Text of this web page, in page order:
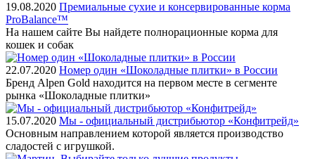
19.08.2020 Премиальные сухие и консервированные корма
ProBalance™
На нашем сайте Вы найдете полнорационные корма для
кошек и собак
22.07.2020 Номер один «Шоколадные плитки» в России
Бренд Alpen Gold находится на первом месте в сегменте
рынка «Шоколадные плитки»
15.07.2020 Мы - официальный дистрибьютор «Конфитрейд»
Основным направлением которой является производство
сладостей с игрушкой.